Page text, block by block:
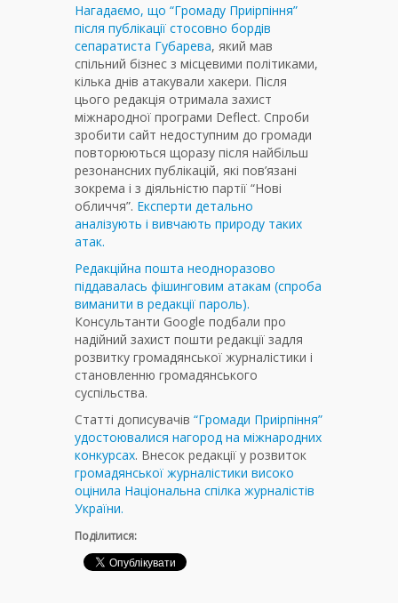
Нагадаємо, що “Громаду Приірпіння”
після публікації стосовно бордів
сепаратиста Губарева, який мав
спільний бізнес з місцевими політиками,
кілька днів атакували хакери. Після
цього редакція отримала захист
міжнародної програми Deflect. Спроби
зробити сайт недоступним до громади
повторюються щоразу після найбільш
резонансних публікацій, які пов’язані
зокрема і з діяльністю партії “Нові
обличчя”. Експерти детально
аналізують і вивчають природу таких
атак.
Редакційна пошта неодноразово
піддавалась фішинговим атакам (спроба
виманити в редакції пароль).
Консультанти Google подбали про
надійний захист пошти редакції задля
розвитку громадянської журналістики і
становленню громадянського
суспільства.
Статті дописувачів “Громади Приірпіння”
удостоювалися нагород на міжнародних
конкурсах. Внесок редакції у розвиток
громадянської журналістики високо
оцінила Національна спілка журналістів
України.
Поділитися: